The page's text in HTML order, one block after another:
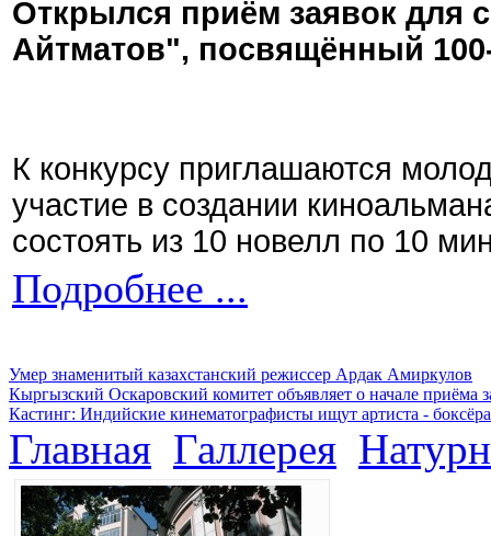
Открылся приём заявок для
Айтматов", посвящённый
К конкурсу приглашаются
участие в создании
состоять из 10 новелл по 10
Подробнее ...
Умер знаменитый казахстанский режиссер Ардак Амиркулов
Кыргызский Оскаровский комитет объявляет о начале приёма
Кастинг: Индийские кинематографисты ищут артиста -
Главная Галлерея